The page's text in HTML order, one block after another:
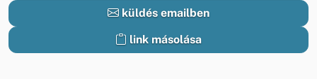
küldés emailben
link másolása